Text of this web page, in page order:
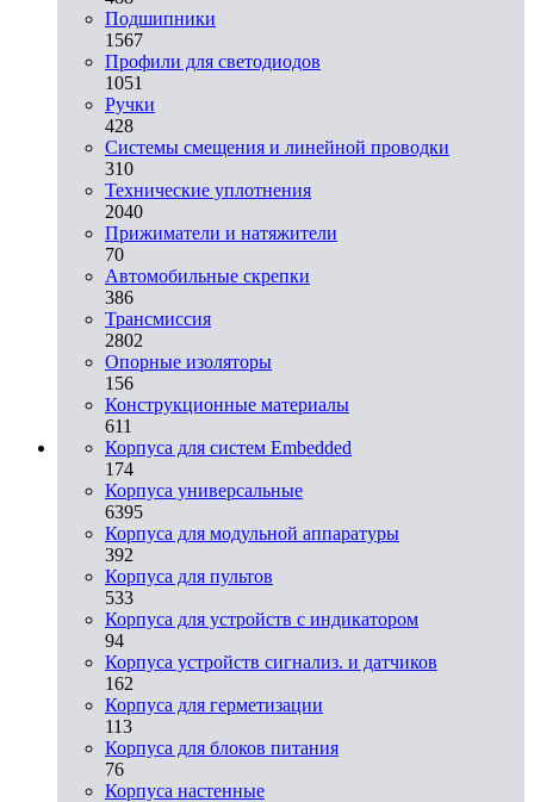
Подшипники
1567
Профили для светодиодов
1051
Ручки
428
Системы смещения и линейной проводки
310
Технические уплотнения
2040
Прижиматели и натяжители
70
Автомобильные скрепки
386
Трансмиссия
2802
Опорные изоляторы
156
Конструкционные материалы
611
Корпуса для систем Embedded
174
Корпуса универсальные
6395
Корпуса для модульной аппаратуры
392
Корпуса для пультов
533
Корпуса для устройств с индикатором
94
Корпуса устройств сигнализ. и датчиков
162
Корпуса для герметизации
113
Корпуса для блоков питания
76
Корпуса настенные